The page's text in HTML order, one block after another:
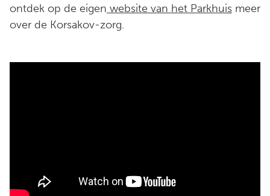
ontdek op de eigen website van het Parkhuis meer
over de Korsakov-zorg.